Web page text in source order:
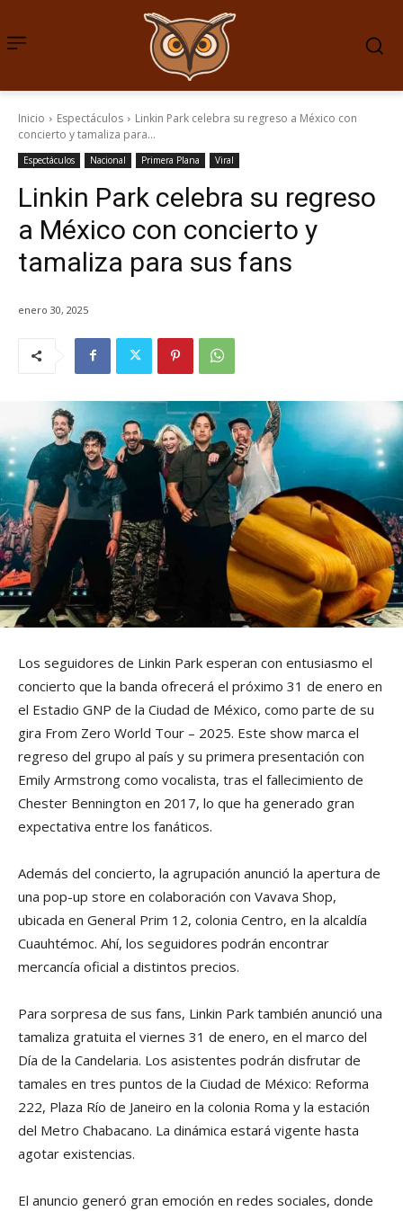
Inicio Espectáculos
Linkin Park celebra su regreso a México con
concierto y tamaliza para...
Espectáculos Nacional Primera Plana Viral
Linkin Park celebra su regreso
a México con concierto y
tamaliza para sus fans
enero 30, 2025
Los seguidores de Linkin Park esperan con entusiasmo el
concierto que la banda ofrecerá el próximo 31 de enero en
el Estadio GNP de la Ciudad de México, como parte de su
gira From Zero World Tour – 2025. Este show marca el
regreso del grupo al país y su primera presentación con
Emily Armstrong como vocalista, tras el fallecimiento de
Chester Bennington en 2017, lo que ha generado gran
expectativa entre los fanáticos.
Además del concierto, la agrupación anunció la apertura de
una pop-up store en colaboración con Vavava Shop,
ubicada en General Prim 12, colonia Centro, en la alcaldía
Cuauhtémoc. Ahí, los seguidores podrán encontrar
mercancía oficial a distintos precios.
Para sorpresa de sus fans, Linkin Park también anunció una
tamaliza gratuita el viernes 31 de enero, en el marco del
Día de la Candelaria. Los asistentes podrán disfrutar de
tamales en tres puntos de la Ciudad de México: Reforma
222, Plaza Río de Janeiro en la colonia Roma y la estación
del Metro Chabacano. La dinámica estará vigente hasta
agotar existencias.
El anuncio generó gran emoción en redes sociales, donde